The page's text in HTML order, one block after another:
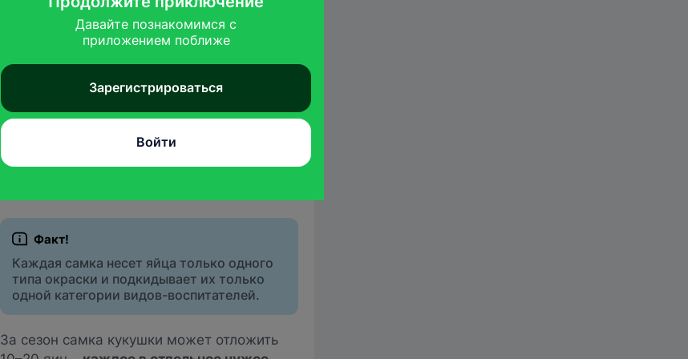
труднодоступно. При этом часто уносит
или выкидывает яйца хозяев гнезда.
В большинстве случаев
окрашено приблизительно сходно с яйцами
вида-воспитателя. У кукушек существует
даже "специализация" по так называемым
экологическим расам, чтобы
Каждая самка несет яйца только одного
типа окраски и подкидывает их только
одной категории видов-воспитателей.
За сезон самка кукушки может отложить
Давайте познакомимся с
приложением поближе
Зарегистрироваться
Войти